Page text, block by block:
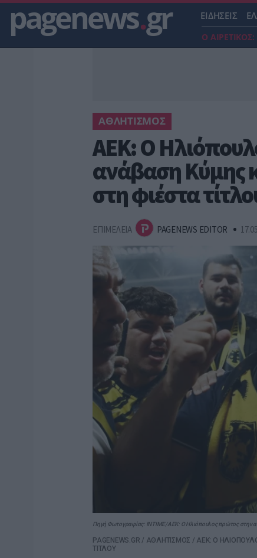
pagenews.gr ΕΙΔΗΣΕΙΣ
Ο ΑΙΡΕΤΙΚΟΣ:
ΑΘΛΗΤΙΣΜΟΣ
ΑΕΚ: Ο
ανάβαση Κύμης
στη φιέστα
ΕΠΙΜΕΛΕΙΑ PAGENEWS EDITOR
Πηγή Φωτογραφίας: INTIME/ΑΕΚ: Ο Ηλιόπουλος πρώτος στην
PAGENEWS.GR / ΑΘΛΗΤΙΣΜΟΣ / ΑΕΚ: Ο
ΤΙΤΛΟΥ